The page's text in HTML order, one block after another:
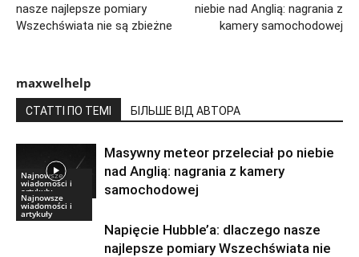
nasze najlepsze pomiary
Wszechświata nie są zbieżne
niebie nad Anglią: nagrania z
kamery samochodowej
maxwelhelp
СТАТТІ ПО ТЕМІ БІЛЬШЕ ВІД АВТОРА
Najnowsze
wiadomości i
artykuły
Masywny meteor przeleciał po niebie
nad Anglią: nagrania z kamery
samochodowej
Najnowsze
wiadomości i
artykuły
Napięcie Hubble’a: dlaczego nasze
najlepsze pomiary Wszechświata nie